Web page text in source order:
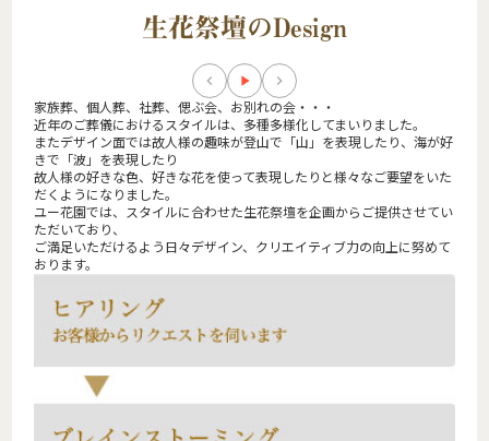
生花祭壇のDesign
keyboard_arrow_left play_arrow keyboard_arrow_right
家族葬、個人葬、社葬、偲ぶ会、お別れの会・・・
近年のご葬儀におけるスタイルは、多種多様化してまいりました。
またデザイン面では故人様の趣味が登山で「山」を表現したり、海が好
きで「波」を表現したり
故人様の好きな色、好きな花を使って表現したりと様々なご要望をいた
だくようになりました。
ユー花園では、スタイルに合わせた生花祭壇を企画からご提供させてい
ただいており、
ご満足いただけるよう日々デザイン、クリエイティブ力の向上に努めて
おります。